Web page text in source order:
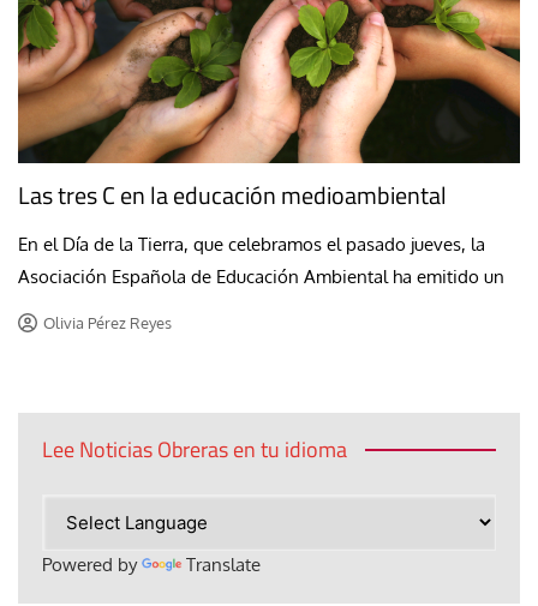
Las tres C en la educación medioambiental
En el Día de la Tierra, que celebramos el pasado jueves, la
Asociación Española de Educación Ambiental ha emitido un
Olivia Pérez Reyes
Lee Noticias Obreras en tu idioma
Powered by Translate